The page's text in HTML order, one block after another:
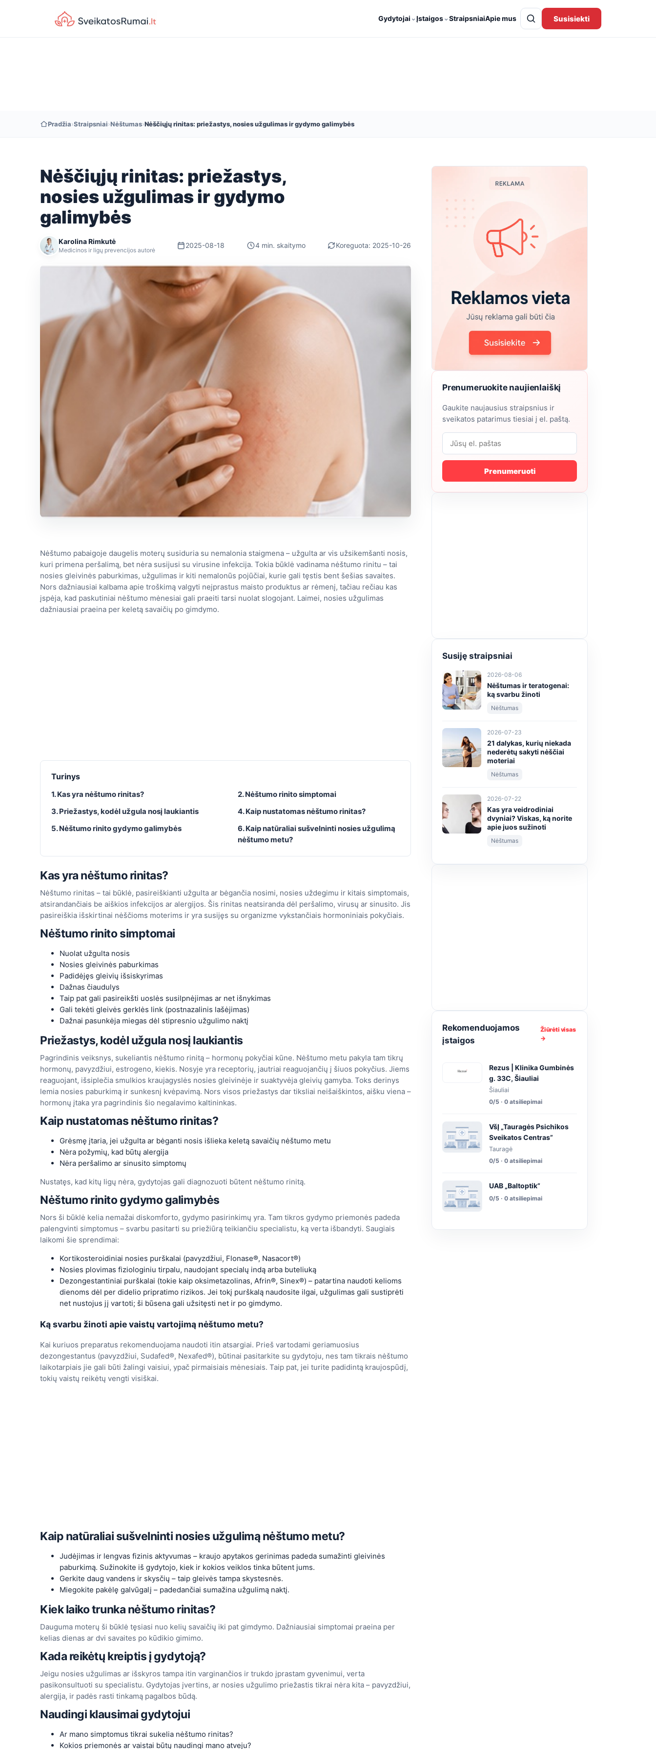
Gydytojai ⌄Įstaigos⌄StraipsniaiApie mus Susisiekti
Pradžia›Straipsniai›Nėštumas›Nėščiųjų rinitas: priežastys, nosies užgulimas ir gydymo galimybės
Nėščiųjų rinitas: priežastys,
nosies užgulimas ir gydymo
galimybės
Karolina Rimkutė
Medicinos ir ligų prevencijos autorė
2025-08-18 4 min. skaitymo Koreguota: 2025-10-26
Nėštumo pabaigoje daugelis moterų susiduria su nemalonia staigmena – užgulta ar vis užsikemšanti nosis,
kuri primena peršalimą, bet nėra susijusi su virusine infekcija. Tokia būklė vadinama nėštumo rinitu – tai
nosies gleivinės paburkimas, užgulimas ir kiti nemalonūs pojūčiai, kurie gali tęstis bent šešias savaites.
Nors dažniausiai kalbama apie troškimą valgyti neįprastus maisto produktus ar rėmenį, tačiau rečiau kas
įspėja, kad paskutiniai nėštumo mėnesiai gali praeiti tarsi nuolat slogojant. Laimei, nosies užgulimas
dažniausiai praeina per keletą savaičių po gimdymo.
Turinys
1. Kas yra nėštumo rinitas?
2. Nėštumo rinito simptomai
3. Priežastys, kodėl užgula nosį laukiantis
4. Kaip nustatomas nėštumo rinitas?
5. Nėštumo rinito gydymo galimybės
6. Kaip natūraliai sušvelninti nosies užgulimą
nėštumo metu?
Kas yra nėštumo rinitas?
Nėštumo rinitas – tai būklė, pasireiškianti užgulta ar bėgančia nosimi, nosies uždegimu ir kitais simptomais,
atsirandančiais be aiškios infekcijos ar alergijos. Šis rinitas neatsiranda dėl peršalimo, virusų ar sinusito. Jis
pasireiškia išskirtinai nėščioms moterims ir yra susijęs su organizme vykstančiais hormoniniais pokyčiais.
Nėštumo rinito simptomai
Nuolat užgulta nosis
Nosies gleivinės paburkimas
Padidėjęs gleivių išsiskyrimas
Dažnas čiaudulys
Taip pat gali pasireikšti uoslės susilpnėjimas ar net išnykimas
Gali tekėti gleivės gerklės link (postnazalinis lašėjimas)
Dažnai pasunkėja miegas dėl stipresnio užgulimo naktį
Priežastys, kodėl užgula nosį laukiantis
Pagrindinis veiksnys, sukeliantis nėštumo rinitą – hormonų pokyčiai kūne. Nėštumo metu pakyla tam tikrų
hormonų, pavyzdžiui, estrogeno, kiekis. Nosyje yra receptorių, jautriai reaguojančių į šiuos pokyčius. Jiems
reaguojant, išsiplečia smulkios kraujagyslės nosies gleivinėje ir suaktyvėja gleivių gamyba. Toks derinys
lemia nosies paburkimą ir sunkesnį kvėpavimą. Nors visos priežastys dar tiksliai neišaiškintos, aišku viena –
hormonų įtaka yra pagrindinis šio negalavimo kaltininkas.
Kaip nustatomas nėštumo rinitas?
Grėsmę įtaria, jei užgulta ar bėganti nosis išlieka keletą savaičių nėštumo metu
Nėra požymių, kad būtų alergija
Nėra peršalimo ar sinusito simptomų
Nustatęs, kad kitų ligų nėra, gydytojas gali diagnozuoti būtent nėštumo rinitą.
Nėštumo rinito gydymo galimybės
Nors ši būklė kelia nemažai diskomforto, gydymo pasirinkimų yra. Tam tikros gydymo priemonės padeda
palengvinti simptomus – svarbu pasitarti su priežiūrą teikiančiu specialistu, ką verta išbandyti. Saugiais
laikomi šie sprendimai:
Kortikosteroidiniai nosies purškalai (pavyzdžiui, Flonase®, Nasacort®)
Nosies plovimas fiziologiniu tirpalu, naudojant specialų indą arba buteliuką
Dezongestantiniai purškalai (tokie kaip oksimetazolinas, Afrin®, Sinex®) – patartina naudoti kelioms
dienoms dėl per didelio pripratimo rizikos. Jei tokį purškalą naudosite ilgai, užgulimas gali sustiprėti
net nustojus jį vartoti; ši būsena gali užsitęsti net ir po gimdymo.
Ką svarbu žinoti apie vaistų vartojimą nėštumo metu?
Kai kuriuos preparatus rekomenduojama naudoti itin atsargiai. Prieš vartodami geriamuosius
dezongestantus (pavyzdžiui, Sudafed®, Nexafed®), būtinai pasitarkite su gydytoju, nes tam tikrais nėštumo
laikotarpiais jie gali būti žalingi vaisiui, ypač pirmaisiais mėnesiais. Taip pat, jei turite padidintą kraujospūdį,
tokių vaistų reikėtų vengti visiškai.
Kaip natūraliai sušvelninti nosies užgulimą nėštumo metu?
Judėjimas ir lengvas fizinis aktyvumas – kraujo apytakos gerinimas padeda sumažinti gleivinės
paburkimą. Sužinokite iš gydytojo, kiek ir kokios veiklos tinka būtent jums.
Gerkite daug vandens ir skysčių – taip gleivės tampa skystesnės.
Miegokite pakėlę galvūgalį – padedančiai sumažina užgulimą naktį.
Kiek laiko trunka nėštumo rinitas?
Dauguma moterų ši būklė tęsiasi nuo kelių savaičių iki pat gimdymo. Dažniausiai simptomai praeina per
kelias dienas ar dvi savaites po kūdikio gimimo.
Kada reikėtų kreiptis į gydytoją?
Jeigu nosies užgulimas ar išskyros tampa itin varginančios ir trukdo įprastam gyvenimui, verta
pasikonsultuoti su specialistu. Gydytojas įvertins, ar nosies užgulimo priežastis tikrai nėra kita – pavyzdžiui,
alergija, ir padės rasti tinkamą pagalbos būdą.
Naudingi klausimai gydytojui
Ar mano simptomus tikrai sukelia nėštumo rinitas?
Kokios priemonės ar vaistai būtų naudingi mano atveju?
Prenumeruokite naujienlaiškį
Gaukite naujausius straipsnius ir
sveikatos patarimus tiesiai į el. paštą.
Prenumeruoti
Susiję straipsniai
2026-08-06
Nėštumas ir teratogenai:
ką svarbu žinoti
Nėštumas
2026-07-23
21 dalykas, kurių niekada
nederėtų sakyti nėščiai
moteriai
Nėštumas
2026-07-22
Kas yra veidrodiniai
dvyniai? Viskas, ką norite
apie juos sužinoti
Nėštumas
Rekomenduojamos
įstaigos
Žiūrėti visas
→
Rezus | Klinika Gumbinės
g. 33C, Šiauliai
Šiauliai
0/5 · 0 atsiliepimai
VšĮ „Tauragės Psichikos
Sveikatos Centras”
Tauragė
0/5 · 0 atsiliepimai
UAB „Baltoptik”
0/5 · 0 atsiliepimai